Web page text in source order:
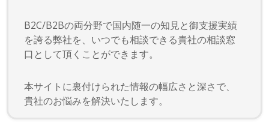
B2C/B2Bの両分野で国内随一の知見と御支援実績
を誇る弊社を、いつでも相談できる貴社の相談窓
口として頂くことができます。
本サイトに裏付けられた情報の幅広さと深さで、
貴社のお悩みを解決いたします。